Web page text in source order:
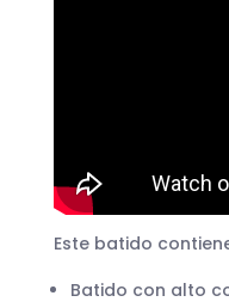
Este batido
Batido con alto